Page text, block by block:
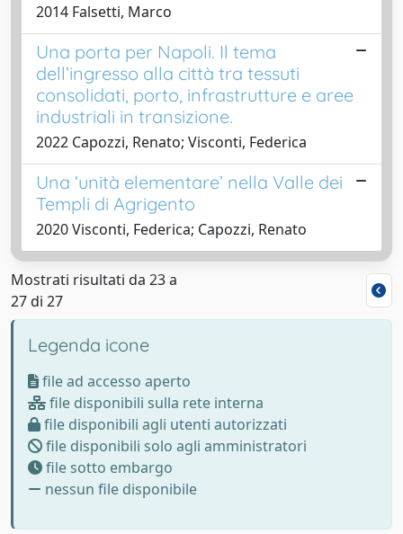
2014 Falsetti, Marco
Una porta per Napoli. Il tema
dell’ingresso alla città tra tessuti
consolidati, porto, infrastrutture e aree
industriali in transizione.
2022 Capozzi, Renato; Visconti, Federica
Una ‘unità elementare’ nella Valle dei
Templi di Agrigento
2020 Visconti, Federica; Capozzi, Renato
Mostrati risultati da 23 a
27 di 27
Legenda icone
file ad accesso aperto
file disponibili sulla rete interna
file disponibili agli utenti autorizzati
file disponibili solo agli amministratori
file sotto embargo
nessun file disponibile